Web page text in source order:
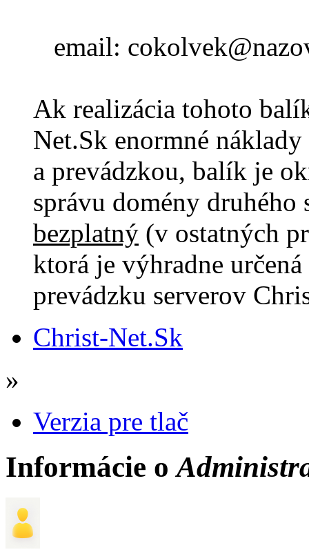
email:
Ak realizácia tohoto
Net.Sk enormné
a prevádzkou, balík je
správu domény
bezplatný (v ostatných
ktorá je výhradne
prevádzku serverov
Christ-Net.Sk
»
Verzia pre tlač
Informácie o